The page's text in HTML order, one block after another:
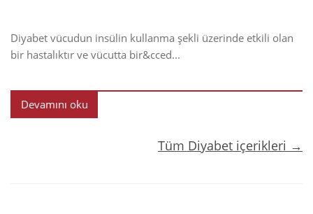
Diyabet vücudun insülin kullanma şekli üzerinde etkili olan
bir hastalıktır ve vücutta bir&cced...
Devamını oku
Tüm Diyabet içerikleri →